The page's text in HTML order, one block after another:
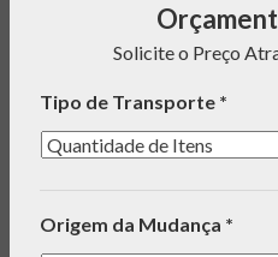
orçamento rápido e
preço do serviço
Solicite o Preço
Tipo de Transporte *
Origem da Mudança *